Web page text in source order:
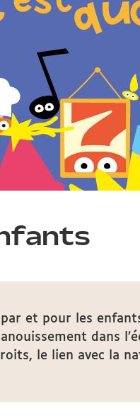
par et pour les
dans
le lien avec la